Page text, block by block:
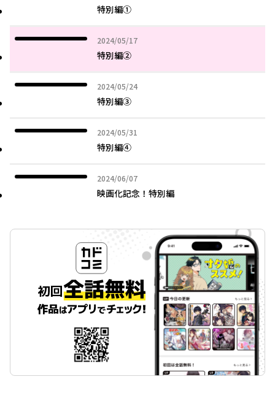
特別編①
2024/05/17
2024年05月17日
特別編②
2024/05/24
2024年05月24日
特別編③
2024/05/31
2024年05月31日
特別編④
2024/06/07
2024年06月07日
映画化記念！特別編